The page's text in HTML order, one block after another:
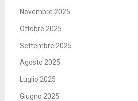
Novembre 2025
Ottobre 2025
Settembre 2025
Agosto 2025
Luglio 2025
Giugno 2025